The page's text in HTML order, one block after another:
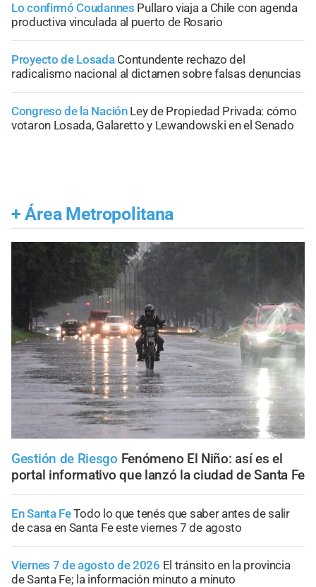
Lo confirmó Coudannes Pullaro viaja a Chile con agenda
productiva vinculada al puerto de Rosario
Proyecto de Losada Contundente rechazo del
radicalismo nacional al dictamen sobre falsas denuncias
Congreso de la Nación Ley de Propiedad Privada: cómo
votaron Losada, Galaretto y Lewandowski en el Senado
+ Área Metropolitana
Gestión de Riesgo Fenómeno El Niño: así es el
portal informativo que lanzó la ciudad de Santa Fe
En Santa FeTodo lo que tenés que saber antes de salir
de casa en Santa Fe este viernes 7 de agosto
Viernes 7 de agosto de 2026 El tránsito en la provincia
de Santa Fe; la información minuto a minuto